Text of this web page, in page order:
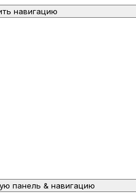
навигацию
панель & навигацию